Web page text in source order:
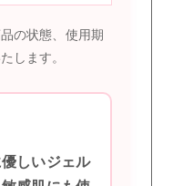
の状態、使用期
します。
しいジェル